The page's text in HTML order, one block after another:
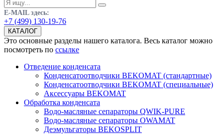
E-MAIL здесь:
+7 (499) 130-19-76
КАТАЛОГ
Это основные разделы нашего каталога. Весь каталог можно
посмотреть по ссылке
Отведение конденсата
Конденсатоотводчики BEKOMAT (стандартные)
Конденсатоотводчики BEKOMAT (специальные)
Аксессуары BEKOMAT
Обработка конденсата
Водо-масляные сепараторы QWIK-PURE
Водо-масляные сепараторы OWAMAT
Деэмульгаторы BEKOSPLIT